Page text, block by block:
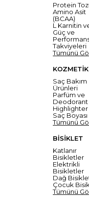
Protein
Amino Asit
(BCAA)
L Karnitin
Güç ve
Takviyeleri
Tümünü
KOZMETİK
Saç Bakım
Ürünleri
Parfüm ve
Deodorant
Highlighter
Saç Boyası
Tümünü
BİSİKLET
Katlanır
Bisikletler
Elektrikli
Bisikletler
Dağ
Çocuk
Tümünü